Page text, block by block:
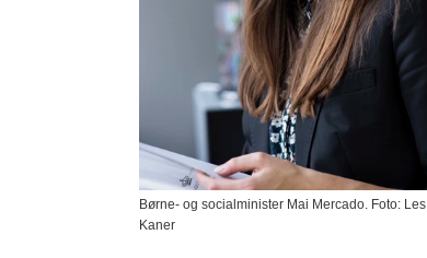
Børne- og socialminister Mai Mercado. Foto: Les
Kaner